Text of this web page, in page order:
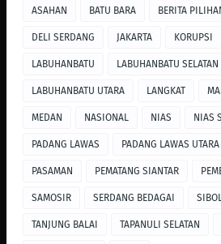
ASAHAN BATU BARA BERITA
DELI SERDANG JAKARTA KORUPSI
LABUHANBATU LABUHANBATU SELATAN
LABUHANBATU UTARA LANGKAT
MEDAN NASIONAL NIAS NIAS
PADANG LAWAS PADANG LAWAS UTARA
PASAMAN PEMATANG SIANTAR
SAMOSIR SERDANG BEDAGAI
TANJUNG BALAI TAPANULI SELATAN